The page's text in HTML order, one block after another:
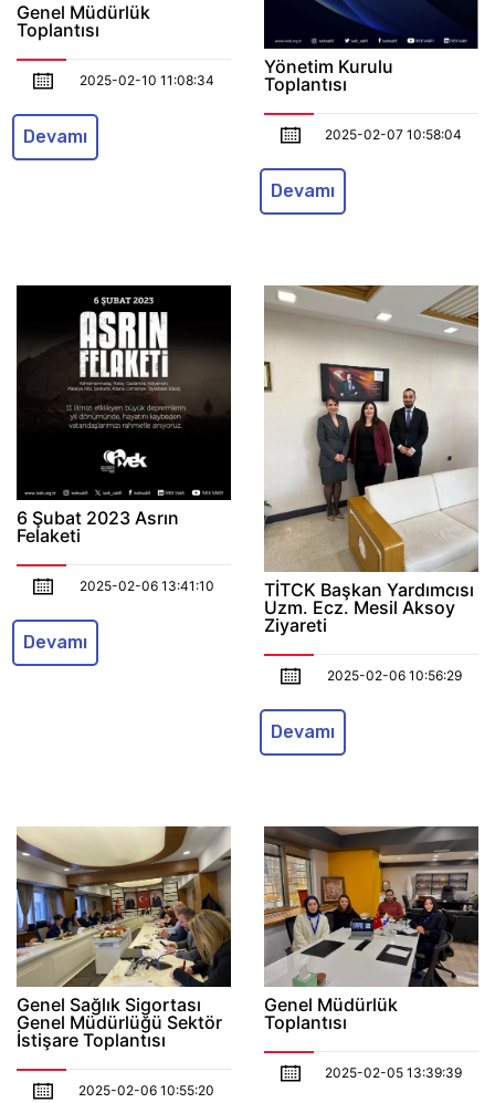
Genel Müdürlük
Toplantısı
2025-02-10 11:08:34
Devamı
Yönetim Kurulu
Toplantısı
2025-02-07 10:58:04
Devamı
6 Şubat 2023 Asrın
Felaketi
2025-02-06 13:41:10
Devamı
TİTCK Başkan Yardımcısı
Uzm. Ecz. Mesil Aksoy
Ziyareti
2025-02-06 10:56:29
Devamı
Genel Sağlık Sigortası
Genel Müdürlüğü Sektör
İstişare Toplantısı
2025-02-06 10:55:20
Genel Müdürlük
Toplantısı
2025-02-05 13:39:39